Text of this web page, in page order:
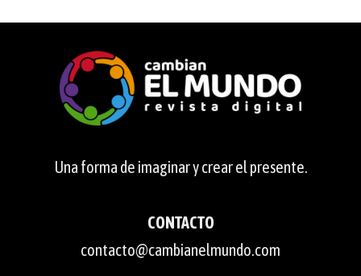
Una forma de imaginar y crear el presente.
CONTACTO
contacto@cambianelmundo.com